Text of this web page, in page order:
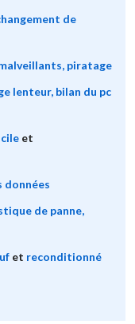
de
piratage
lenteur, bilan du pc
et
données
de panne,
et reconditionné